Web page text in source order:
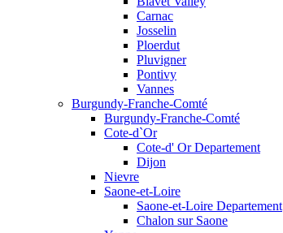
Carnac
Josselin
Ploerdut
Pluvigner
Pontivy
Vannes
Burgundy-Franche-Comté
Burgundy-Franche-Comté
Cote-d`Or
Cote-d' Or Departement
Dijon
Nievre
Saone-et-Loire
Saone-et-Loire Departement
Chalon sur Saone